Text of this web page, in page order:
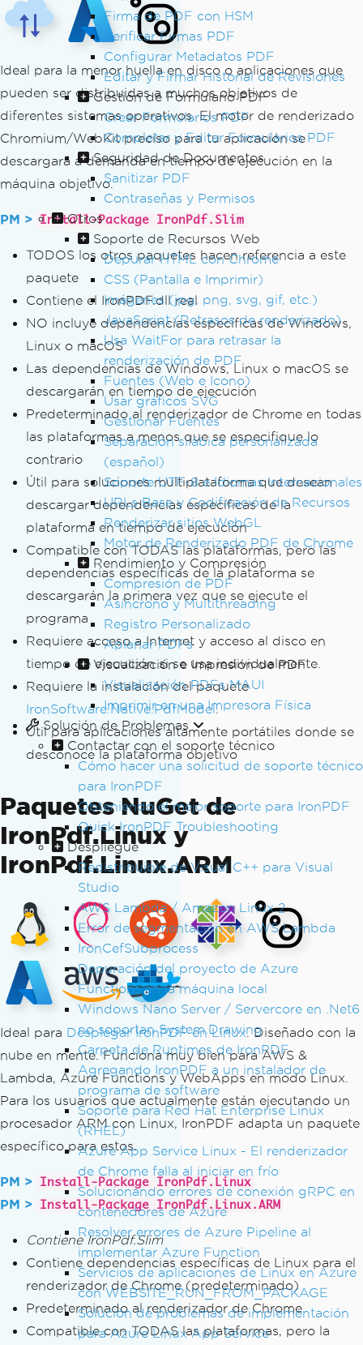
Firma de PDF con HSM
Verificar Firmas PDF
Configurar Metadatos PDF
Editar y Firmar Historial de Revisiones
Gestión de Formulario PDF
Crear Formularios PDF
Completar y Editar Formularios PDF
Seguridad de Documentos
Sanitizar PDF
Contraseñas y Permisos
Otros
Soporte de Recursos Web
Depurar HTML con Chrome
CSS (Pantalla e Imprimir)
Imágenes (jpg, png, svg, gif, etc.)
JavaScript (Retrasos de renderizado)
Usa WaitFor para retrasar la
renderización de PDF
Fuentes (Web e Icono)
Usar gráficos SVG
Gestionar Fuentes
Separación silábica personalizada
(español)
Soporte UTF-8 e Idiomas Internacionales
URLs Base y Codificación de Recursos
Renderizar sitios WebGL
Motor de Renderizado PDF de Chrome
Rendimiento y Compresión
Compresión de PDF
Asíncrono y Multithreading
Registro Personalizado
Aplanar PDFs
Visualización e Impresión de PDF
Visualización PDFs MAUI
Imprimir en una Impresora Física
Solución de Problemas
Contactar con el soporte técnico
Cómo hacer una solicitud de soporte técnico
para IronPDF
Obteniendo el mejor soporte para IronPDF
Quick IronPDF Troubleshooting
Despliegue
Redistribuible de Visual C++ para Visual
Studio
AWS Lambda / Amazon Linux 2
Error de segmentación en AWS Lambda
IronCefSubprocess
Depuración del proyecto de Azure
Functions en la máquina local
Windows Nano Server / Servercore en .Net6
no soportan System.Drawing
Carpeta de Runtimes de IronPDF
Agregando IronPDF a un instalador de
programa de software
Soporte para Red Hat Enterprise Linux
(RHEL)
Azure App Service Linux - El renderizador
de Chrome falla al iniciar en frío
Solucionando errores de conexión gRPC en
contenedores de Azure
Resolver errores de Azure Pipeline al
implementar Azure Function
Servicios de aplicaciones de Linux en Azure
con WEBSITE_RUN_FROM_PACKAGE
Solución de problemas de implementación
para Azure Linux App Service
Ideal para la menor huella en disco o aplicaciones que
pueden ser distribuidas a muchos objetivos de
diferentes sistemas operativos. El motor de renderizado
Chromium/WebKit preciso para tu aplicación se
descargará a demanda en tiempo de ejecución en la
máquina objetivo.
PM > Install-Package IronPdf.Slim
TODOS los otros paquetes hacen referencia a este
paquete
Contiene el IronPDF.dll real
NO incluye dependencias específicas de Windows,
Linux o macOS
Las dependencias de Windows, Linux o macOS se
descargarán en tiempo de ejecución
Predeterminado al renderizador de Chrome en todas
las plataformas a menos que se especifique lo
contrario
Útil para soluciones multiplataforma que desean
descargar dependencias específicas de la
plataforma en tiempo de ejecución
Compatible con TODAS las plataformas, pero las
dependencias específicas de la plataforma se
descargarán la primera vez que se ejecute el
programa
Requiere acceso a Internet y acceso al disco en
tiempo de ejecución si se usa individualmente.
Requiere la instalación del paquete
IronSoftware.Native.PdfModel.
Útil para aplicaciones altamente portátiles donde se
desconoce la plataforma objetivo
Paquetes NuGet de
IronPdf.Linux y
IronPdf.Linux.ARM
Ideal para Desplegar IronPDF en Linux. Diseñado con la
nube en mente. Funciona muy bien para AWS &
Lambda, Azure Functions y WebApps en modo Linux.
Para los usuarios que actualmente están ejecutando un
procesador ARM con Linux, IronPDF adapta un paquete
específico para estos.
PM > Install-Package IronPdf.Linux
PM > Install-Package IronPdf.Linux.ARM
Contiene IronPdf.Slim
Contiene dependencias específicas de Linux para el
renderizador de Chrome (predeterminado)
Predeterminado al renderizador de Chrome
Compatible con TODAS las plataformas, pero la